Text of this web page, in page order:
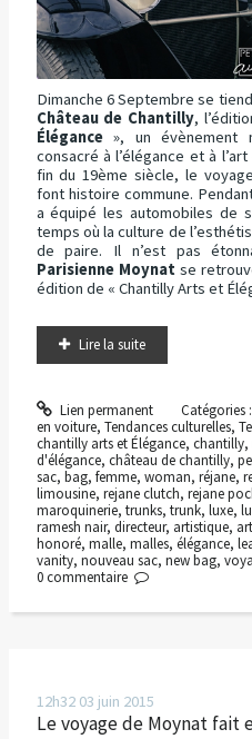
Dimanche 6 Septembre se
Château de Chantilly,
Élégance», un évènement
consacré à l’élégance et à
fin du 19ème siècle, le
font histoire commune.
a équipé les automobiles de
temps où la culture de
de paire. Il n’est pas
Parisienne Moynatse
édition de « Chantilly Arts et
Lire la suite
Lien permanent Catégories :
en voiture, Tendances culturelles,
chantilly arts et Élégance, chantilly,
d'élégance, château de chantilly,
sac, bag, femme, woman, réjane,
limousine, rejane clutch, rejane
maroquinerie, trunks, trunk, luxe,
ramesh nair, directeur, artistique, art
honoré, malle, malles, élégance,
vanity, nouveau sac, new bag,
0 commentaire
12h32 03 juin 2015
Le voyage de Moynat fait